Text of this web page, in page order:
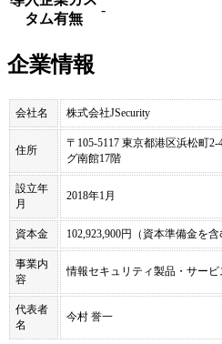
タム有無
-
企業情報
会社名 株式会社JSecurity
住所
〒105-5117 東京都港区浜松町
グ南館17階
設立年
月
2018年1月
資本金 102,923,900円（資本準備金を含
事業内
容
情報セキュリティ製品・サー
代表者
名
今村 誉一